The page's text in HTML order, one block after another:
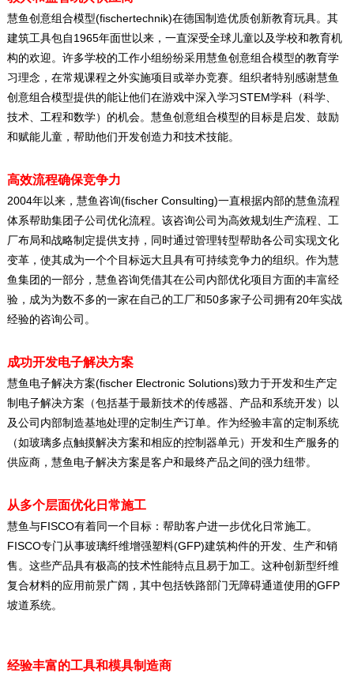
慧鱼创意组合模型(fischertechnik)在德国制造优质创新教育玩具。其
建筑工具包自 1965年面世以来，一直深受全球儿童以及学校和教育机
构的欢迎。许多学校的工作小组纷纷采用慧鱼创意组合模型的教育学
习理念，在常规课程之外实施项目或举办竞赛。组织者特别感谢慧鱼
创意组合模型提供的能让他们在游戏中深入学习 STEM学科（科学、
技术、工程和数学）的机会。慧鱼创意组合模型的目标是启发、鼓励
和赋能儿童，帮助他们开发创造力和技术技能。
高效流程确保竞争力
2004年以来，慧鱼咨询(fischer Consulting)一直根据内部的慧鱼流程
体系帮助集团子公司优化流程。该咨询公司为高效规划生产流程、工
厂布局和战略制定提供支持，同时通过管理转型帮助各公司实现文化
变革，使其成为一个个目标远大且具有可持续竞争力的组织。作为慧
鱼集团的一部分，慧鱼咨询凭借其在公司内部优化项目方面的丰富经
验，成为为数不多的一家在自己的工厂和50多家子公司拥有20年实战
经验的咨询公司。
成功开发电子解决方案
慧鱼电子解决方案(fischer Electronic Solutions)致力于开发和生产定
制电子解决方案（包括基于最新技术的传感器、产品和系统开发）以
及公司内部制造基地处理的定制生产订单。作为经验丰富的定制系统
（如玻璃多点触摸解决方案和相应的控制器单元）开发和生产服务的
供应商，慧鱼电子解决方案是客户和最终产品之间的强力纽带。
从多个层面优化日常施工
慧鱼与FISCO有着同一个目标：帮助客户进一步优化日常施工。
FISCO专门从事玻璃纤维增强塑料(GFP)建筑构件的开发、生产和销
售。这些产品具有极高的技术性能特点且易于加工。这种创新型纤维
复合材料的应用前景广阔，其中包括铁路部门无障碍通道使用的GFP
坡道系统。
经验丰富的工具和模具制造商